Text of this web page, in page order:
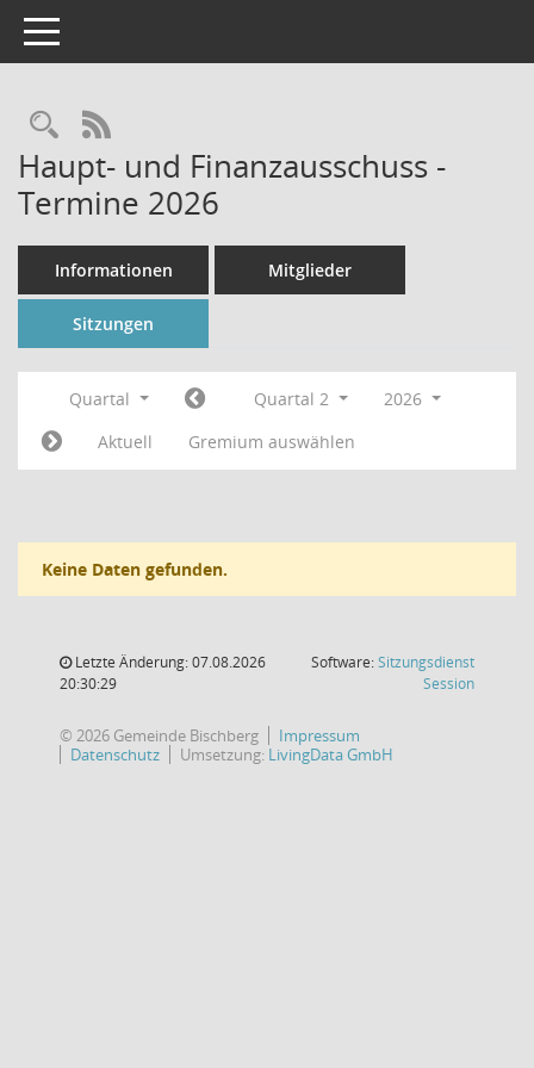
Toggle navigation
Rechercheauswahl
RSS-Feed
Haupt- und Finanzausschuss -
Termine 2026
Informationen Mitglieder
Sitzungen
Quartal Quartal 2
2026
Aktuell
Gremium auswählen
Keine Daten gefunden.
Letzte Änderung: 07.08.2026
20:30:29
Software:Sitzungsdienst
Session(Wird in
© 2026 Gemeinde Bischberg
Impressum
Datenschutz
Umsetzung: LivingData GmbH